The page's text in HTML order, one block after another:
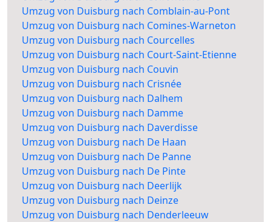
Umzug von Duisburg nach Comblain-au-Pont
Umzug von Duisburg nach Comines-Warneton
Umzug von Duisburg nach Courcelles
Umzug von Duisburg nach Court-Saint-Etienne
Umzug von Duisburg nach Couvin
Umzug von Duisburg nach Crisnée
Umzug von Duisburg nach Dalhem
Umzug von Duisburg nach Damme
Umzug von Duisburg nach Daverdisse
Umzug von Duisburg nach De Haan
Umzug von Duisburg nach De Panne
Umzug von Duisburg nach De Pinte
Umzug von Duisburg nach Deerlijk
Umzug von Duisburg nach Deinze
Umzug von Duisburg nach Denderleeuw